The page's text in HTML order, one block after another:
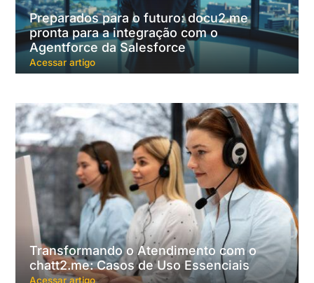
Preparados para o futuro: docu2.me
pronta para a integração com o
Agentforce da Salesforce
Acessar artigo
Transformando o Atendimento com o
chatt2.me: Casos de Uso Essenciais
Acessar artigo